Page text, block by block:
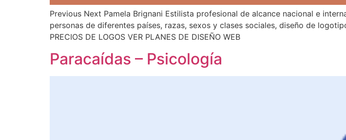
Previous Next Pamela Brignani Estilista profesional de alcance nacional e
personas de diferentes países, razas, sexos y clases sociales, diseño de
PRECIOS DE LOGOS VER PLANES DE DISEÑO WEB
Paracaídas – Psicología